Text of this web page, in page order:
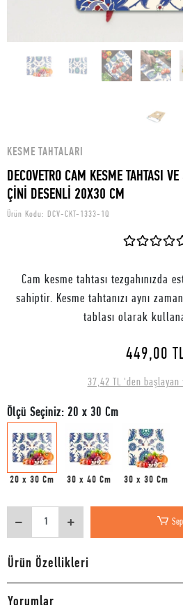
KESME TAHTALARI
DECOVETRO CAM KESME TAHTASI
ÇİNİ DESENLİ 20X30 CM
Ürün Kodu: DCV-CKT-1333-1Q
Cam kesme tahtası tezgahınızda
sahiptir. Kesme tahtanızı aynı
tablası olarak
449,00
37,42 TL 'den
Ölçü Seçiniz: 20 x 30 Cm
20 x 30 Cm 30 x 40 Cm 30 x 30 Cm
Ürün Özellikleri